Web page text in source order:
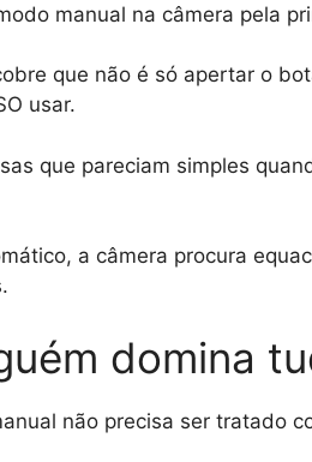
c
e
b
o
p
y
k
ar
e
manual na câmera pela
que não é só apertar o
usar.
que pareciam simples
a câmera procura
domina
não precisa ser tratado